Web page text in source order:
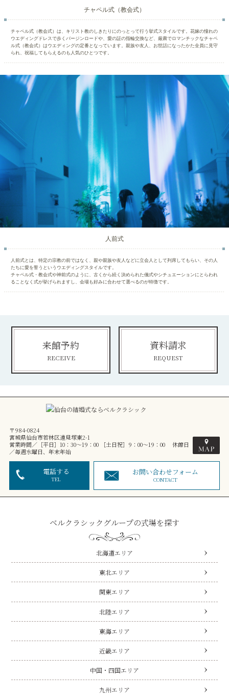
チャペル式（教会式）
チャペル式（教会式）は、キリスト教のしきたりにのっとって行う挙式スタイルです。花嫁の憧れの
ウエディングドレスで歩くバージンロードや、愛の証の指輪交換など、厳粛でロマンチックなチャペ
ル式（教会式）はウエディングの定番となっています。親族や友人、お世話になったかた全員に見守
られ、祝福してもらえるのも人気のひとつです。
人前式
人前式とは、特定の宗教の前ではなく、親や親族や友人などに立会人として列席してもらい、その人
たちに愛を誓うというウエディングスタイルです。
チャペル式・教会式や神前式のように、古くから続く決められた儀式やシチュエーションにとらわれ
ることなく式が挙げられますし、会場も好みに合わせて選べるのが特徴です。
来館予約
RECEIVE
資料請求
REQUEST
〒984-0824
宮城県仙台市若林区遠見塚東2-1
営業時間／［平日］10：30～19：00 ［土日祝］9：00～19：00 休館日
／毎週水曜日、年末年始
電話する
TEL
お問い合わせフォーム
CONTACT
ベルクラシックグループの式場を探す
北海道エリア
東北エリア
関東エリア
北陸エリア
東海エリア
近畿エリア
中国・四国エリア
九州エリア